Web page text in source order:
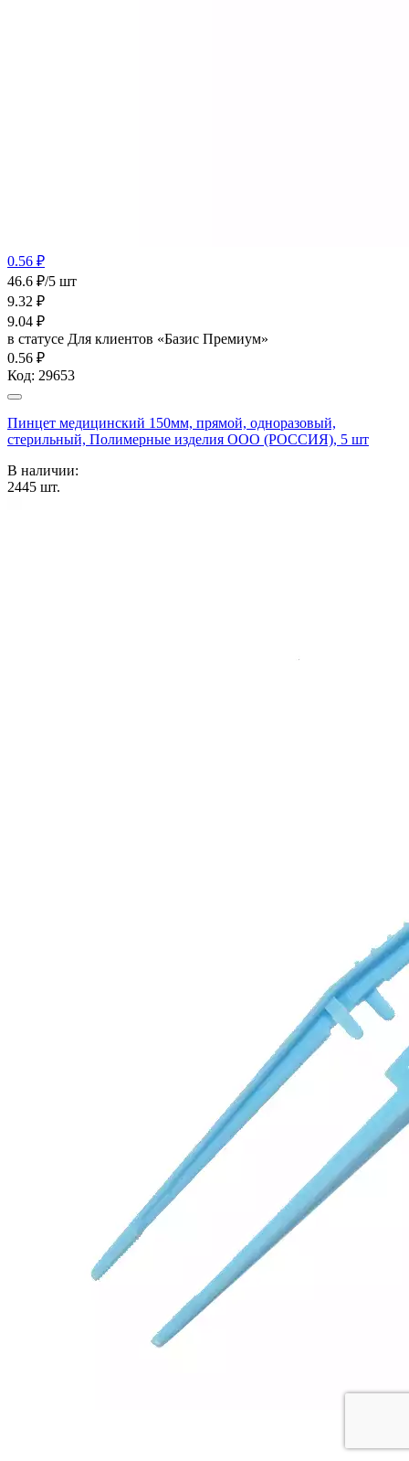
0.56 ₽
46.6 ₽/5 шт
9.32 ₽
9.04 ₽
в статусе Для клиентов «Базис Премиум»
0.56 ₽
Код: 29653
Пинцет медицинский 150мм, прямой, одноразовый,
стерильный, Полимерные изделия OOO (РОССИЯ), 5 шт
В наличии:
2445 шт.